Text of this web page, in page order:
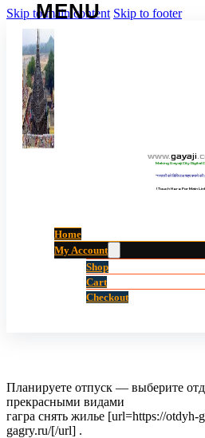
Skip to main content Skip to footer
www.gayaji.
Making Gayaji City Digital
“गयाजी को डिजिटल शहर बनाने की
(Touch Here For Main
Home
My Account
Shop
Cart
Checkout
Планируете отпуск — выберите
прекрасными видами
гагра снять жилье [url=https://otdyh-
gagry.ru/[/url] .